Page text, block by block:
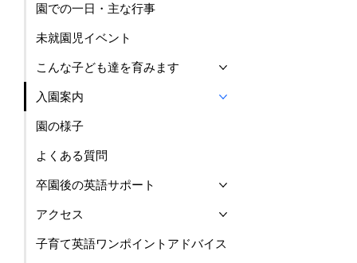
園での一日・主な行事
未就園児イベント
こんな子ども達を育みます
入園案内
園の様子
よくある質問
卒園後の英語サポート
アクセス
子育て英語ワンポイントアドバイス